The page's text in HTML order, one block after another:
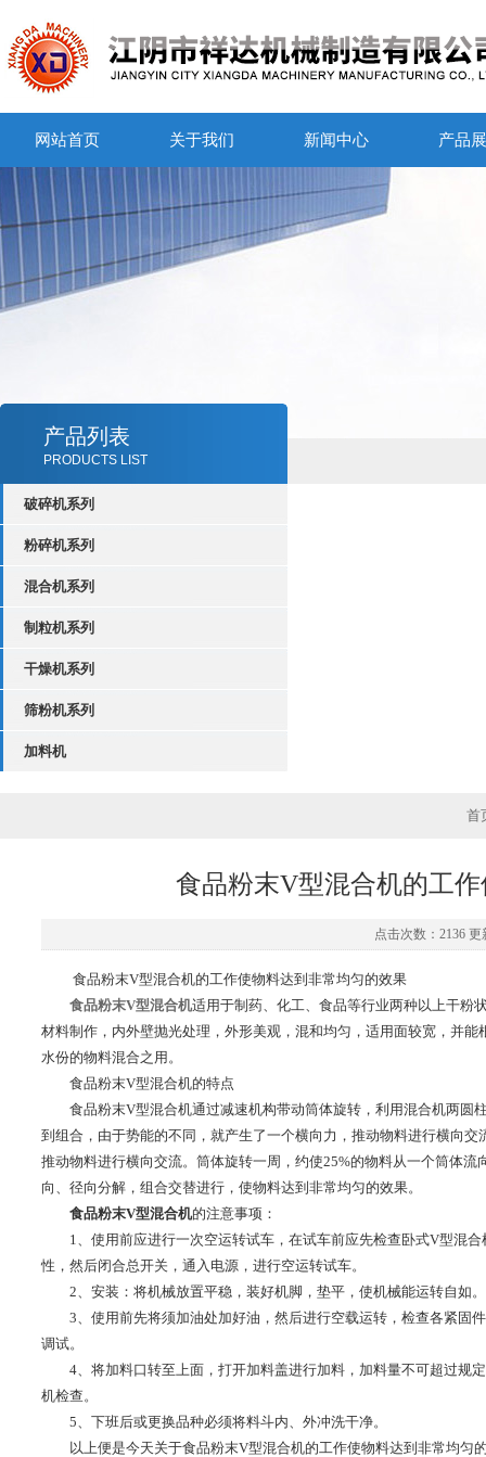
网站首页 关于我们 新闻中心 产品
产品列表
PRODUCTS LIST
破碎机系列
粉碎机系列
混合机系列
制粒机系列
干燥机系列
筛粉机系列
加料机
首
食品粉末V型混合机的工
点击次数：2136 更
食品粉末V型混合机的工作使物料达到非常均匀的效果
食品粉末V型混合机适用于制药、化工、食品等行业两种以上干粉
材料制作，内外壁抛光处理，外形美观，混和均匀，适用面较宽，并
水份的物料混合之用。
食品粉末V型混合机的特点
食品粉末V型混合机通过减速机构带动筒体旋转，利用混合机两圆
到组合，由于势能的不同，就产生了一个横向力，推动物料进行横向
推动物料进行横向交流。筒体旋转一周，约使25%的物料从一个筒体
向、径向分解，组合交替进行，使物料达到非常均匀的效果。
食品粉末V型混合机的注意事项：
1、使用前应进行一次空运转试车，在试车前应先检查卧式V型混合
性，然后闭合总开关，通入电源，进行空运转试车。
2、安装：将机械放置平稳，装好机脚，垫平，使机械能运转自如。
3、使用前先将须加油处加好油，然后进行空载运转，检查各紧固
调试。
4、将加料口转至上面，打开加料盖进行加料，加料量不可超过规
机检查。
5、下班后或更换品种必须将料斗内、外冲洗干净。
以上便是今天关于食品粉末V型混合机的工作使物料达到非常均匀